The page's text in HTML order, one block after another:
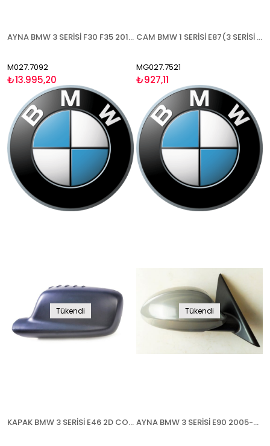
AYNA BMW 3 SERİSİ F30 F35 2012- ELEKTRİKLİ KATLANIR ISITMALI ASTARLI SİNYALLİ ASFERİK MAVİ CAM SOL
M027.7092
₺13.995,20
CAM BMW 1 SERİSİ E87(3 SERİSİ E90 2004-2008) 2004-2010 ISITMALI ASFERİK MAVİ CAM SAĞ
MG027.7521
₺927,11
Tükendi
KAPAK BMW 3 SERİSİ E46 2D COUPE ( 7 SERİSİ E65 2002-2007) 1998-2005 ASTARLI SOL
Tükendi
AYNA BMW 3 SERİSİ E90 2005-2008 ELEKTRİKLİ ISITMALI ASTARLI MAVİ CAM SAĞ